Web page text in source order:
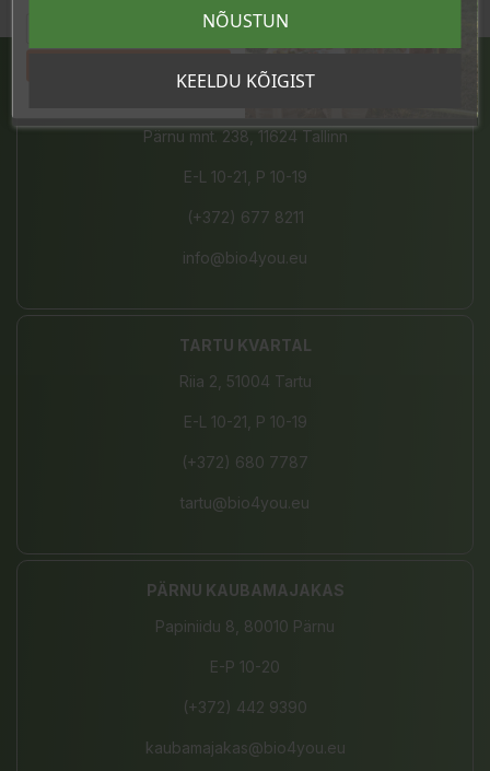
Pärnu mnt. 238, 11624 Tallinn
E-L 10-21, P 10-19
(+372) 677 8211
info@bio4you.eu
TARTU KVARTAL
Riia 2, 51004 Tartu
E-L 10-21, P 10-19
(+372) 680 7787
tartu@bio4you.eu
PÄRNU KAUBAMAJAKAS
Papiniidu 8, 80010 Pärnu
E-P 10-20
(+372) 442 9390
kaubamajakas@bio4you.eu
KEELDU KÕIGIST
NÕUSTUN